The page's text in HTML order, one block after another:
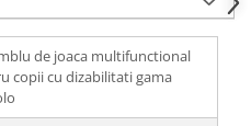
de joaca multifunctional
copii cu dizabilitati gama